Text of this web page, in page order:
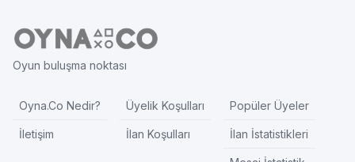
Oyun buluşma noktası
Oyna.Co Nedir?
İletişim
Üyelik Koşulları
İlan Koşulları
Popüler Üyeler
İlan İstatistikleri